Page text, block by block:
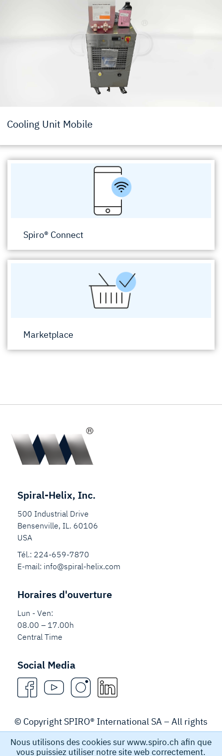
Cooling Unit Mobile
Spiro® Connect
Marketplace
Spiral-Helix, Inc.
500 Industrial Drive
Bensenville, IL. 60106
USA
Tél.: 224-659-7870
E-mail: info@spiral-helix.com
Horaires d'ouverture
Lun - Ven:
08.00 – 17.00h
Central Time
Social Media
© Copyright SPIRO® International SA – All rights
reserved.
Legal Notice
Nous utilisons des cookies sur www.spiro.ch afin que
vous puissiez utiliser notre site web correctement.